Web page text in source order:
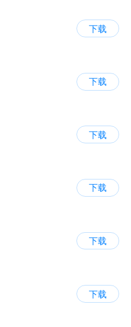
下载
下载
下载
下载
下载
下载